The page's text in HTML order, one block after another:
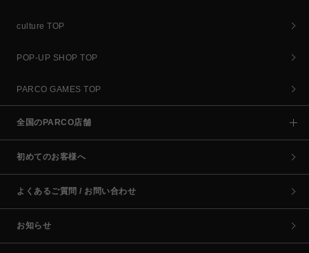
culture TOP
POP-UP SHOP TOP
PARCO GAMES TOP
全国のPARCO店舗
初めてのお客様へ
よくあるご質問 / お問い合わせ
お知らせ